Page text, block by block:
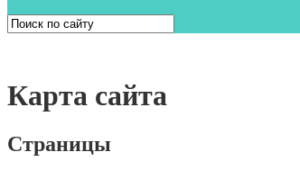
Карта сайта
Страницы